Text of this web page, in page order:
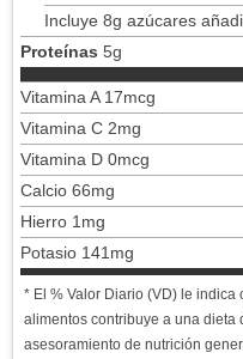
Incluye 8g azúcares
Proteínas 5g
Vitamina A 17mcg
Vitamina C 2mg
Vitamina D 0mcg
Calcio 66mg
Hierro 1mg
Potasio 141mg
* El % Valor Diario (VD) le
alimentos contribuye a una dieta
asesoramiento de nutrición